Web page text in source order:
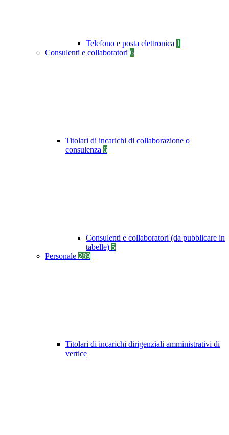
Telefono e posta elettronica 1
Consulenti e collaboratori 6
Titolari di incarichi di collaborazione o
consulenza 6
Consulenti e collaboratori (da pubblicare in
tabelle) 5
Personale 289
Titolari di incarichi dirigenziali amministrativi di
vertice